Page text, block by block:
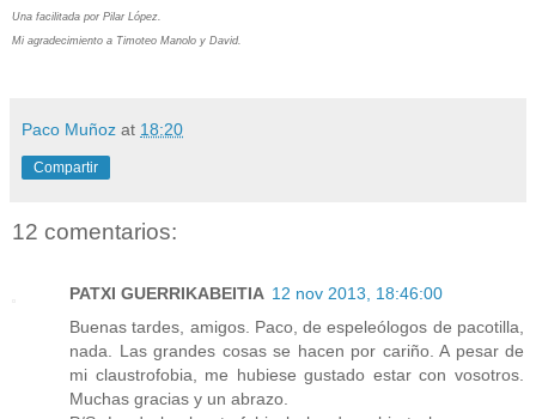
Una facilitada por Pilar López.
Mi agradecimiento a Timoteo Manolo y David.
Paco Muñoz at 18:20
Compartir
12 comentarios:
PATXI GUERRIKABEITIA 12 nov 2013, 18:46:00
Buenas tardes, amigos. Paco, de espeleólogos de pacotilla,
nada. Las grandes cosas se hacen por cariño. A pesar de
mi claustrofobia, me hubiese gustado estar con vosotros.
Muchas gracias y un abrazo.